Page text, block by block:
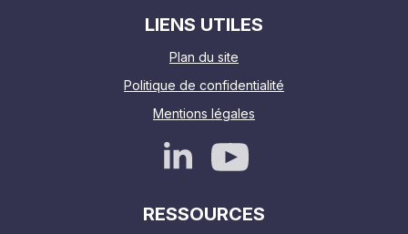
LIENS UTILES
Plan du site
Politique de confidentialité
Mentions légales
RESSOURCES